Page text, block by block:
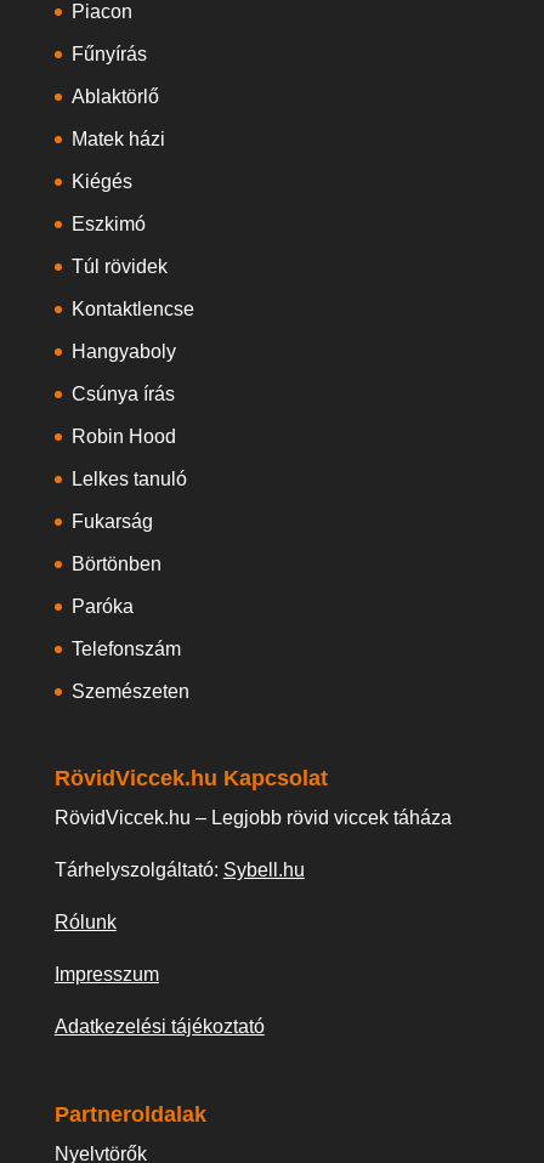
Piacon
Fűnyírás
Ablaktörlő
Matek házi
Kiégés
Eszkimó
Túl rövidek
Kontaktlencse
Hangyaboly
Csúnya írás
Robin Hood
Lelkes tanuló
Fukarság
Börtönben
Paróka
Telefonszám
Szemészeten
RövidViccek.hu Kapcsolat
RövidViccek.hu – Legjobb rövid viccek táháza
Tárhelyszolgáltató: Sybell.hu
Rólunk
Impresszum
Adatkezelési tájékoztató
Partneroldalak
Nyelvtörők